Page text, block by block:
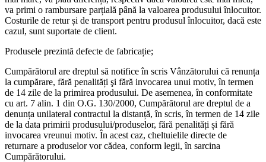
va primi o rambursare parțială până la valoarea produsului înlocuitor.
Costurile de retur și de transport pentru produsul înlocuitor, dacă este
cazul, sunt suportate de client.
Produsele prezintă defecte de fabricație;
Cumpărătorul are dreptul să notifice în scris Vânzătorului că renunța
la cumpărare, fără penalități şi fără invocarea unui motiv, în termen
de 14 zile de la primirea produsului. De asemenea, în conformitate
cu art. 7 alin. 1 din O.G. 130/2000, Cumpărătorul are dreptul de a
denunța unilateral contractul la distanță, în scris, în termen de 14 zile
de la data primirii produsului/produselor, fără penalități și fără
invocarea vreunui motiv. În acest caz, cheltuielile directe de
returnare a produselor vor cădea, conform legii, în sarcina
Cumpărătorului.